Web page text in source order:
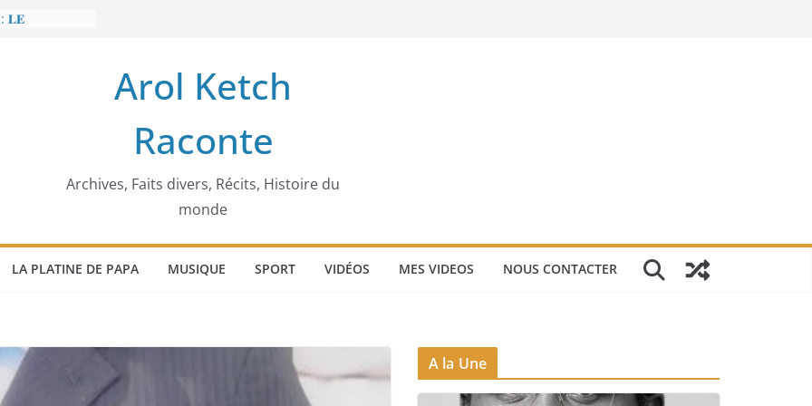
𝐋𝐄
𝐨𝐫𝐝𝐢𝐧𝐚𝐭𝐞𝐮𝐫
Arol Ketch
Raconte
Archives, Faits divers, Récits, Histoire du
monde
LA PLATINE DE PAPA MUSIQUE SPORT VIDÉOS MES VIDEOS NOUS CONTACTER
A la Une